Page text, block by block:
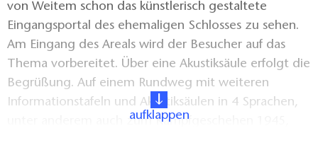
von Weitem schon das künstlerisch gestaltete
Eingangsportal des ehemaligen Schlosses zu sehen.
Am Eingang des Areals wird der Besucher auf das
Thema vorbereitet. Über eine Akustiksäule erfolgt die
Begrüßung. Auf einem Rundweg mit weiteren
Informationstafeln und Akustiksäulen in 4 Sprachen,
unter anderem auch zum Kampfgeschehen 1945,
aufklappen